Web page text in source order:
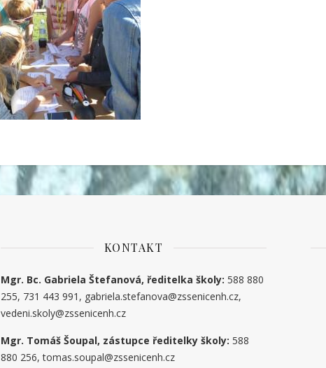
KONTAKT
Mgr. Bc. Gabriela Štefanová, ředitelka školy: 588 880
255, 731 443 991, gabriela.stefanova@zssenicenh.cz,
vedeni.skoly@zssenicenh.cz
Mgr. Tomáš Šoupal, zástupce ředitelky školy: 588
880 256, tomas.soupal@zssenicenh.cz